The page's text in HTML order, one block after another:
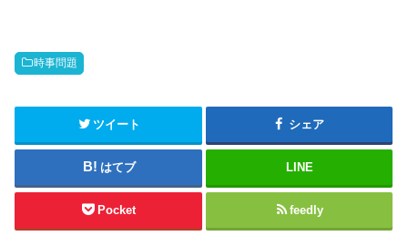
時事問題
ツイート シェア
はてブ LINE
Pocket feedly